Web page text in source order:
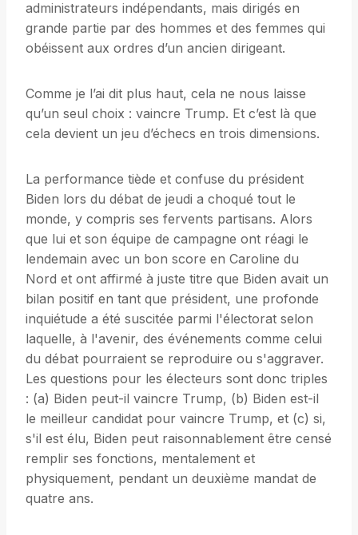
administrateurs indépendants, mais dirigés en
grande partie par des hommes et des femmes qui
obéissent aux ordres d’un ancien dirigeant.
Comme je l’ai dit plus haut, cela ne nous laisse
qu’un seul choix : vaincre Trump. Et c’est là que
cela devient un jeu d’échecs en trois dimensions.
La performance tiède et confuse du président
Biden lors du débat de jeudi a choqué tout le
monde, y compris ses fervents partisans. Alors
que lui et son équipe de campagne ont réagi le
lendemain avec un bon score en Caroline du
Nord et ont affirmé à juste titre que Biden avait un
bilan positif en tant que président, une profonde
inquiétude a été suscitée parmi l'électorat selon
laquelle, à l'avenir, des événements comme celui
du débat pourraient se reproduire ou s'aggraver.
Les questions pour les électeurs sont donc triples
: (a) Biden peut-il vaincre Trump, (b) Biden est-il
le meilleur candidat pour vaincre Trump, et (c) si,
s'il est élu, Biden peut raisonnablement être censé
remplir ses fonctions, mentalement et
physiquement, pendant un deuxième mandat de
quatre ans.